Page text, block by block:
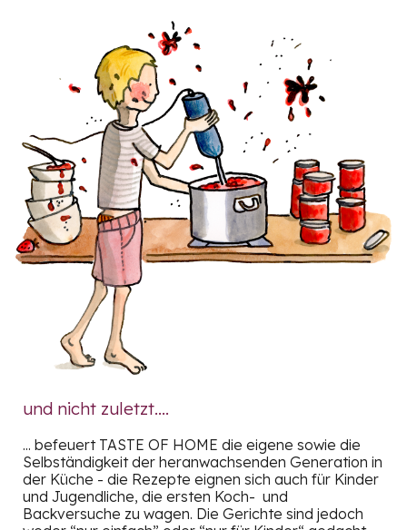
und nicht zuletzt....
... befeuert TASTE OF HOME die eigene sowie die
Selbständigkeit der heranwachsenden Generation in
der Küche - die Rezepte eignen sich auch für Kinder
und Jugendliche, die ersten Koch- und
Backversuche zu wagen. Die Gerichte sind jedoch